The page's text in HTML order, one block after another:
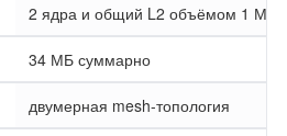
2 ядра и общий L2 объёмом 1 МБ
34 МБ суммарно
двумерная mesh-топология